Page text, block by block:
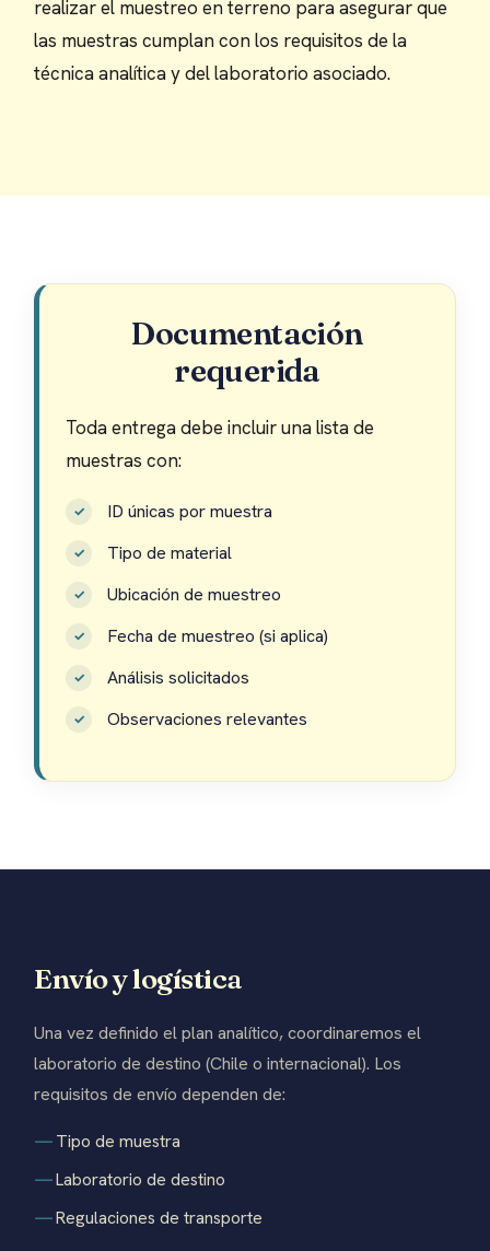
realizar el muestreo en terreno para asegurar que
las muestras cumplan con los requisitos de la
técnica analítica y del laboratorio asociado.
Documentación
requerida
Toda entrega debe incluir una lista de
muestras con:
ID únicas por muestra
Tipo de material
Ubicación de muestreo
Fecha de muestreo (si aplica)
Análisis solicitados
Observaciones relevantes
Envío y logística
Una vez definido el plan analítico, coordinaremos el
laboratorio de destino (Chile o internacional). Los
requisitos de envío dependen de:
Tipo de muestra
Laboratorio de destino
Regulaciones de transporte